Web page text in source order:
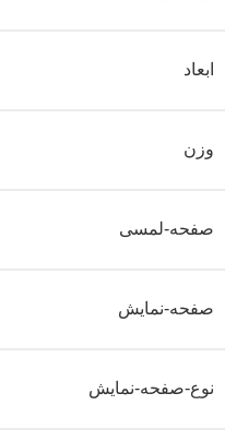
ابعاد
وزن
صفحه-لمسی
صفحه-نمایش
نوع-صفحه-نمایش